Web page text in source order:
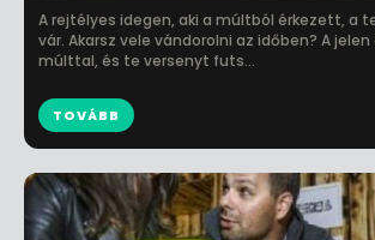
A rejtélyes idegen, aki a múltból érkezett, a
vár. Akarsz vele vándorolni az időben? A
múlttal, és te versenyt futs...
TOVÁBB